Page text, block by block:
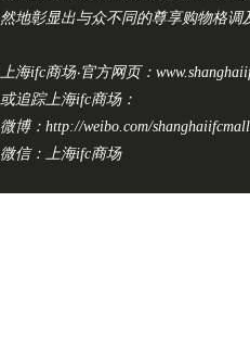
然地彰显出与众不同的尊享购物格
上海ifc商场‧官方网页：
或追踪上海ifc商场：
微博：http://weibo.com/shanghaiifcmall
微信：上海ifc商场